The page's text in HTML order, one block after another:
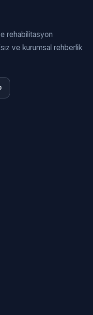
rehabilitasyon
ve kurumsal rehberlik